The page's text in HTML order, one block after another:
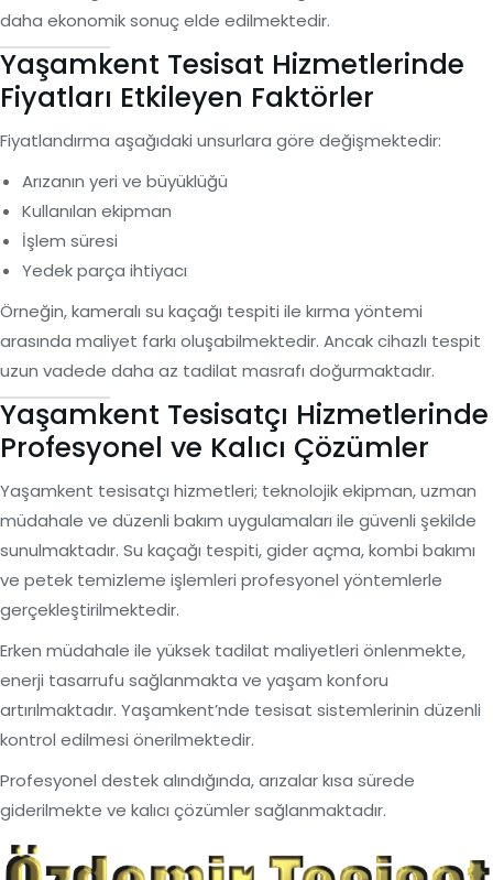
daha ekonomik sonuç elde edilmektedir.
Yaşamkent Tesisat Hizmetlerinde
Fiyatları Etkileyen Faktörler
Fiyatlandırma aşağıdaki unsurlara göre değişmektedir:
Arızanın yeri ve büyüklüğü
Kullanılan ekipman
İşlem süresi
Yedek parça ihtiyacı
Örneğin, kameralı su kaçağı tespiti ile kırma yöntemi
arasında maliyet farkı oluşabilmektedir. Ancak cihazlı tespit
uzun vadede daha az tadilat masrafı doğurmaktadır.
Yaşamkent Tesisatçı Hizmetlerinde
Profesyonel ve Kalıcı Çözümler
Yaşamkent tesisatçı hizmetleri; teknolojik ekipman, uzman
müdahale ve düzenli bakım uygulamaları ile güvenli şekilde
sunulmaktadır. Su kaçağı tespiti, gider açma, kombi bakımı
ve petek temizleme işlemleri profesyonel yöntemlerle
gerçekleştirilmektedir.
Erken müdahale ile yüksek tadilat maliyetleri önlenmekte,
enerji tasarrufu sağlanmakta ve yaşam konforu
artırılmaktadır. Yaşamkent’nde tesisat sistemlerinin düzenli
kontrol edilmesi önerilmektedir.
Profesyonel destek alındığında, arızalar kısa sürede
giderilmekte ve kalıcı çözümler sağlanmaktadır.